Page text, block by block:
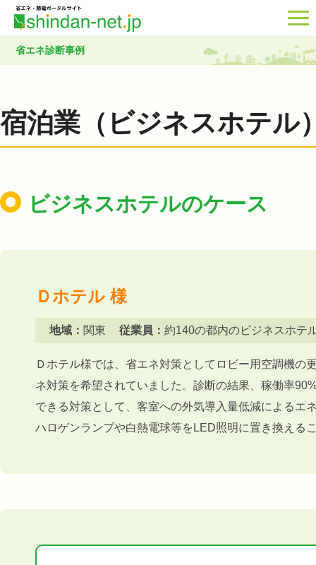
省エネ診断事例
宿泊業（ビジネスホテル
ビジネスホテルのケース
Ｄホテル 様
地域： 関東 従業員： 約140の都内のビジネスホテ
Ｄホテル様では、省エネ対策としてロビー用空調機の
ネ対策を希望されていました。診断の結果、稼働率
できる対策として、客室への外気導入量低減によるエ
ハロゲンランプや白熱電球等をLED照明に置き換える